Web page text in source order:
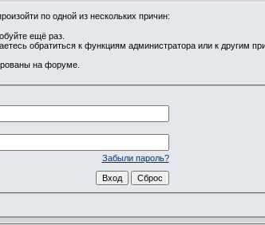
по одной из нескольких причин:
ещё раз.
обратиться к функциям администратора или к другим
на форуме.
Забыли пароль?